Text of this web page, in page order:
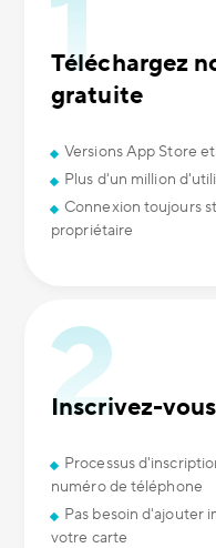
Téléchargez
gratuite
Versions App Store
Plus d'un million
Connexion toujours
propriétaire
Inscrivez-
Processus
numéro de téléphone
Pas besoin d'ajouter
votre carte